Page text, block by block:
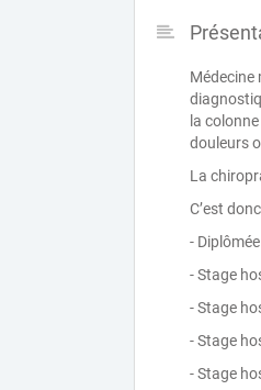
Médecine
la
douleurs
La
C’est
-
- Stage
- Stage
- Stage
- Stage